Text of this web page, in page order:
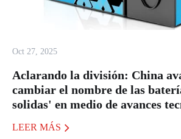
Oct 27, 2025
Aclarando la división: China
cambiar el nombre de las
solidas' en medio de avances
LEER MÁS